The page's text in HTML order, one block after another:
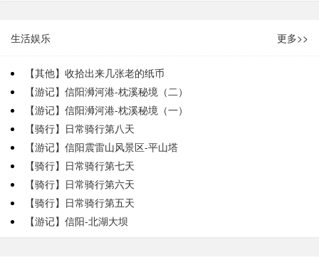
生活娱乐 更多>>
【其他】收拾出来几张老的纸币
【游记】信阳浉河港-枕溪秘境（二）
【游记】信阳浉河港-枕溪秘境（一）
【骑行】日常骑行第八天
【游记】信阳震雷山风景区-平山塔
【骑行】日常骑行第七天
【骑行】日常骑行第六天
【骑行】日常骑行第五天
【游记】信阳-北湖大坝